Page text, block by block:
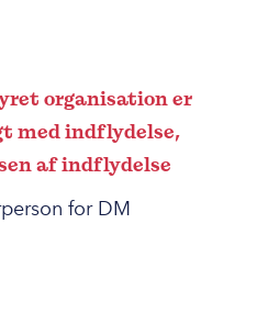
organisation er
med indflydelse,
af indflydelse
for DM